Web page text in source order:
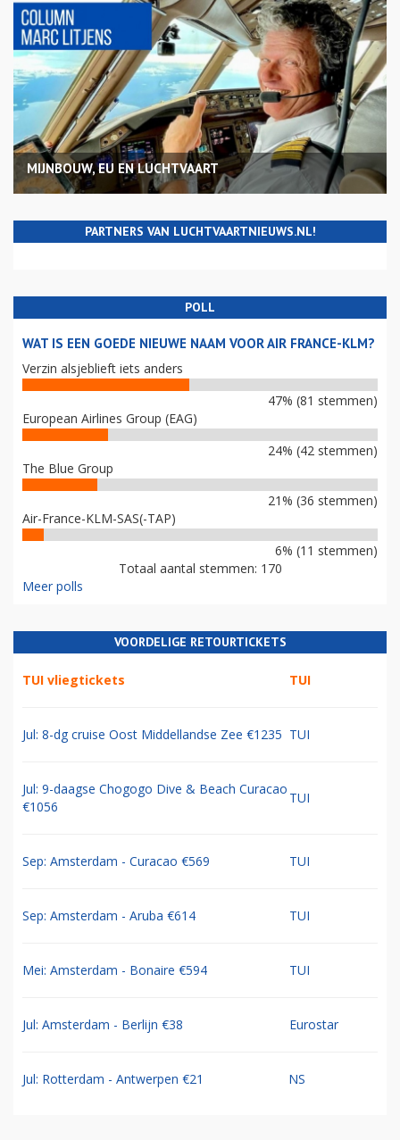
MIJNBOUW, EU EN LUCHTVAART
PARTNERS VAN LUCHTVAARTNIEUWS.NL!
POLL
WAT IS EEN GOEDE NIEUWE NAAM VOOR AIR FRANCE-KLM?
Verzin alsjeblieft iets anders
47% (81 stemmen)
European Airlines Group (EAG)
24% (42 stemmen)
The Blue Group
21% (36 stemmen)
Air-France-KLM-SAS(-TAP)
6% (11 stemmen)
Totaal aantal stemmen: 170
Meer polls
VOORDELIGE RETOURTICKETS
TUI vliegtickets TUI
Jul: 8-dg cruise Oost Middellandse Zee €1235 TUI
Jul: 9-daagse Chogogo Dive & Beach Curacao
€1056
TUI
Sep: Amsterdam - Curacao €569 TUI
Sep: Amsterdam - Aruba €614 TUI
Mei: Amsterdam - Bonaire €594 TUI
Jul: Amsterdam - Berlijn €38 Eurostar
Jul: Rotterdam - Antwerpen €21 NS